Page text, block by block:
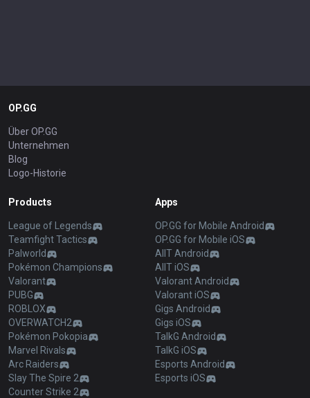
OP.GG
Über OP.GG
Unternehmen
Blog
Logo-Historie
Products
League of Legends
Teamfight Tactics
Palworld
Pokémon Champions
Valorant
PUBG
ROBLOX
OVERWATCH2
Pokémon Pokopia
Marvel Rivals
Arc Raiders
Slay The Spire 2
Counter Strike 2
Apps
OP.GG for Mobile Android
OP.GG for Mobile iOS
AllT Android
AllT iOS
Valorant Android
Valorant iOS
Gigs Android
Gigs iOS
TalkG Android
TalkG iOS
Esports Android
Esports iOS